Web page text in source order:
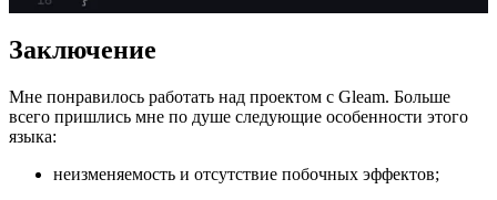
Заключение
Мне понравилось работать над проектом с Gleam. Больше
всего пришлись мне по душе следующие особенности этого
языка:
неизменяемость и отсутствие побочных эффектов;